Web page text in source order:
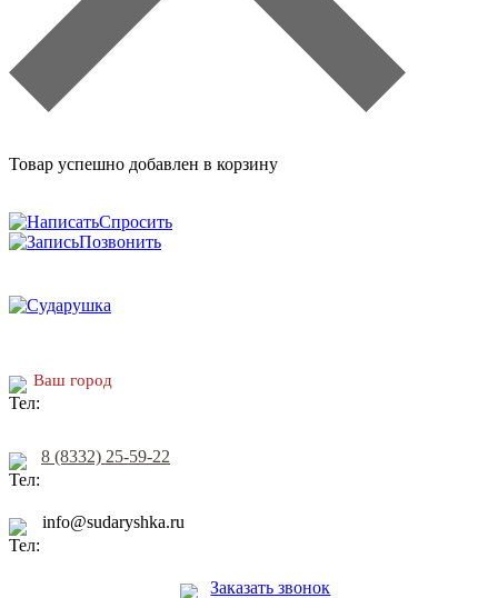
Товар успешно добавлен в корзину
Спросить
Позвонить
Ваш город
8 (8332) 25-59-22
info@sudaryshka.ru
Заказать звонок